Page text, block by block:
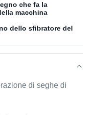
che fa la
macchina
dello sfibratore del
di seghe di